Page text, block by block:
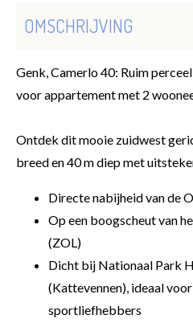
OMSCHRIJVING
Genk, Camerlo 40: Ruim
voor appartement met 2
Ontdek dit mooie zuidwest
breed en 40 m diep met
Directe nabijheid van de
Op een boogscheut van
(ZOL)
Dicht bij Nationaal Park
(Kattevennen), ideaal
sportliefhebbers